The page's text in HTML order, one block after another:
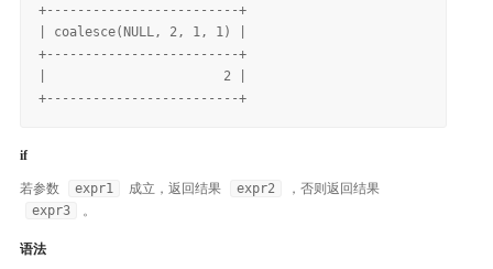
+-------------------------+
| coalesce(NULL, 2, 1, 1) |
+-------------------------+
|                       2 |
if
若参数 expr1 成立，返回结果 expr2
，否则返回结果
expr3
。
语法